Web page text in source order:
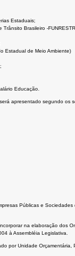
Estaduais;
Brasileiro -
Estadual de Meio Ambiente)
Educação.
apresentado segundo os
Públicas e
na elaboração dos
à Assembléia Legislativa.
por Unidade